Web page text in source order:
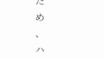
め
、
ハ